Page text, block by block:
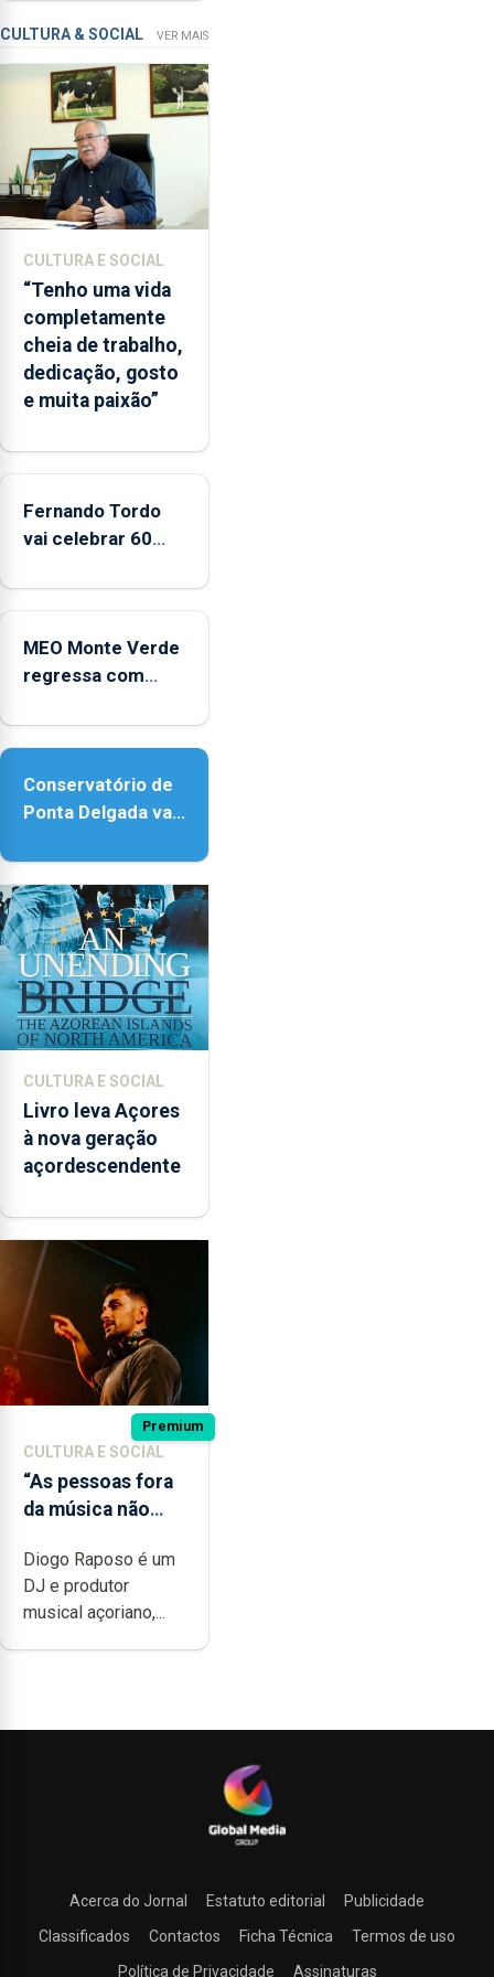
microbiológica”,
pela
terceira
vez
desde
o
início
da
época
balnear
condenação por
violação
CULTURA & SOCIAL VER MAIS
CULTURA E SOCIAL
“Tenho uma vida
completamente
cheia de trabalho,
dedicação, gosto
e muita paixão”
Fernando Tordo
vai celebrar 60
no Coliseu
MEO Monte Verde
regressa com
acessibilidade
Conservatório de
Ponta Delgada vai
instrumentos
CULTURA E SOCIAL
Livro leva Açores
à nova geração
açordescendente
Premium
CULTURA E SOCIAL
“As pessoas fora
da música não
quão difícil é
produzir uma
música”
Diogo Raposo é um
DJ e produtor
musical açoriano,...
Acerca do Jornal Estatuto editorial
Publicidade
Classificados
Contactos Ficha Técnica
Termos de uso
Política de Privacidade
Assinaturas